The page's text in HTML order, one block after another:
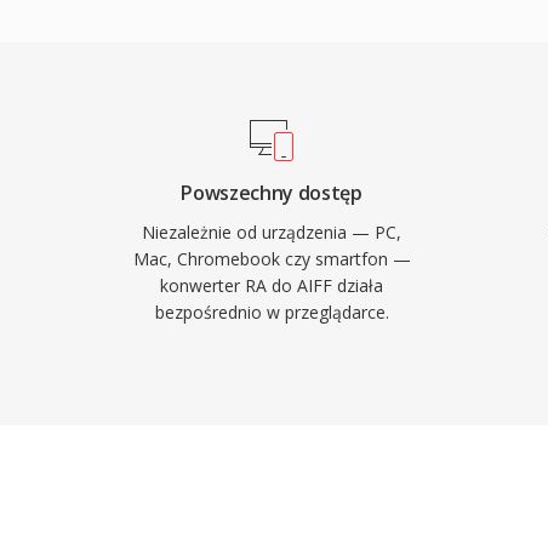
obsluguje rozne
do 32 bitow, co
bezstratna
AIFF pozostaje
Powszechny dostęp
Niezależnie od urządzenia — PC,
Mac, Chromebook czy smartfon —
konwerter RA do AIFF działa
bezpośrednio w przeglądarce.